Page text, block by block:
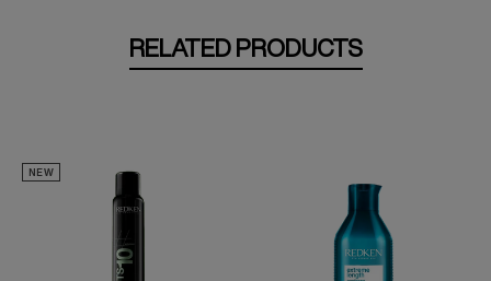
RELATED PRODUCTS
NEW